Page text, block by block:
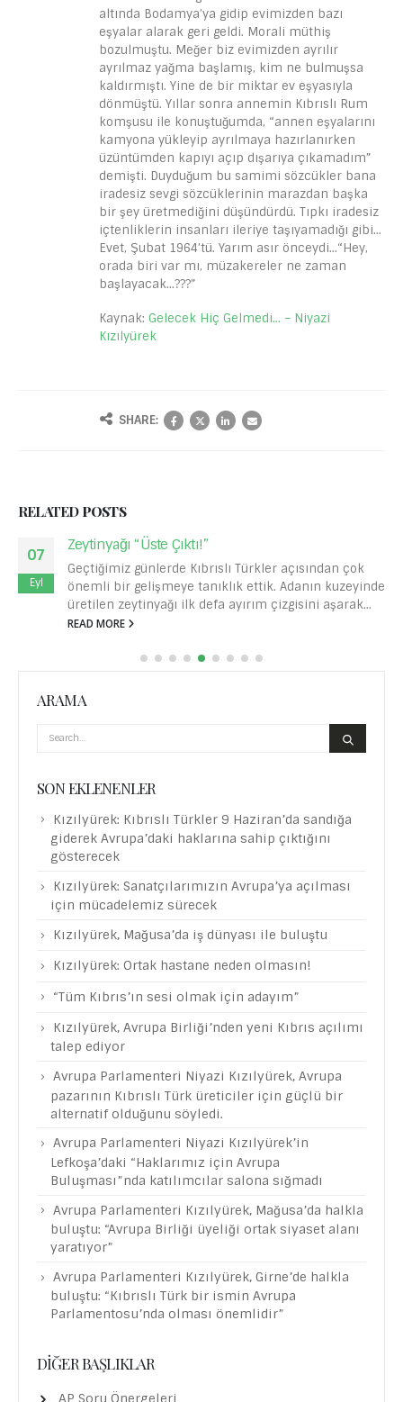
altında Bodamya’ya gidip evimizden bazı
eşyalar alarak geri geldi. Morali müthiş
bozulmuştu. Meğer biz evimizden ayrılır
ayrılmaz yağma başlamış, kim ne bulmuşsa
kaldırmıştı. Yine de bir miktar ev eşyasıyla
dönmüştü. Yıllar sonra annemin Kıbrıslı Rum
komşusu ile konuştuğumda, “annen eşyalarını
kamyona yükleyip ayrılmaya hazırlanırken
üzüntümden kapıyı açıp dışarıya çıkamadım”
demişti. Duyduğum bu samimi sözcükler bana
iradesiz sevgi sözcüklerinin marazdan başka
bir şey üretmediğini düşündürdü. Tıpkı iradesiz
içtenliklerin insanları ileriye taşıyamadığı gibi…
Evet, Şubat 1964’tü. Yarım asır önceydi…“Hey,
orada biri var mı, müzakereler ne zaman
başlayacak…???”
Kaynak: Gelecek Hiç Gelmedi… – Niyazi
Kızılyürek
SHARE:
RELATEDPOSTS
07
Eyl
Zeytinyağı “Üste Çıktı!”
Geçtiğimiz günlerde Kıbrıslı Türkler açısından çok
önemli bir gelişmeye tanıklık ettik. Adanın kuzeyinde
üretilen zeytinyağı ilk defa ayırım çizgisini aşarak...
READ MORE
ARAMA
SON EKLENENLER
Kızılyürek: Kıbrıslı Türkler 9 Haziran’da sandığa
giderek Avrupa’daki haklarına sahip çıktığını
gösterecek
Kızılyürek: Sanatçılarımızın Avrupa’ya açılması
için mücadelemiz sürecek
Kızılyürek, Mağusa’da iş dünyası ile buluştu
Kızılyürek: Ortak hastane neden olmasın!
“Tüm Kıbrıs’ın sesi olmak için adayım”
Kızılyürek, Avrupa Birliği’nden yeni Kıbrıs açılımı
talep ediyor
Avrupa Parlamenteri Niyazi Kızılyürek, Avrupa
pazarının Kıbrıslı Türk üreticiler için güçlü bir
alternatif olduğunu söyledi.
Avrupa Parlamenteri Niyazi Kızılyürek’in
Lefkoşa’daki “Haklarımız için Avrupa
Buluşması”nda katılımcılar salona sığmadı
Avrupa Parlamenteri Kızılyürek, Mağusa’da halkla
buluştu: “Avrupa Birliği üyeliği ortak siyaset alanı
yaratıyor”
Avrupa Parlamenteri Kızılyürek, Girne’de halkla
buluştu: “Kıbrıslı Türk bir ismin Avrupa
Parlamentosu’nda olması önemlidir”
DIĞER BAŞLIKLAR
AP Soru Önergeleri